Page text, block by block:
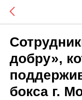
добру»,
бокса г.